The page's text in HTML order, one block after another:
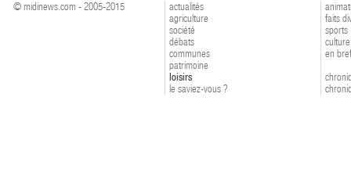
© midinews.com - 2005-2015
actualités
agriculture
société
débats
communes
patrimoine
loisirs
le saviez-vous ?
faits
sports
culture
en bref